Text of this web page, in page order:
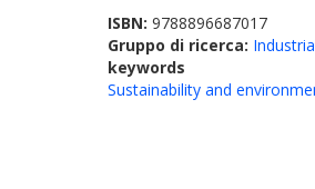
ISBN: 9788896687017
Gruppo di ricerca:
keywords
Sustainability and